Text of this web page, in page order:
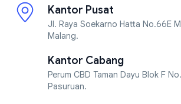
Kantor Pusat
Jl. Raya Soekarno Hatta No.66E
Malang.
Kantor Cabang
Perum CBD Taman Dayu Blok F
Pasuruan.